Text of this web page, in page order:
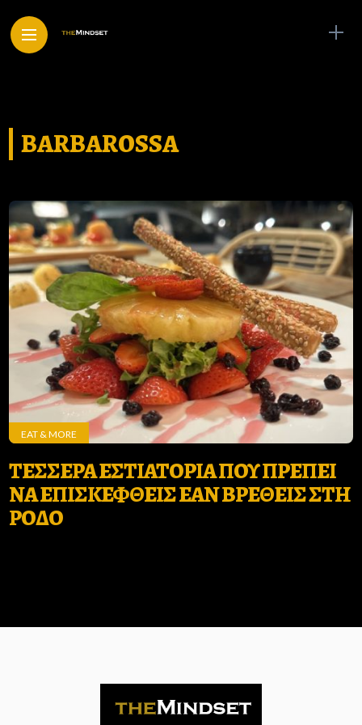
BARBAROSSA
EAT & MORE
ΤΕΣΣΕΡΑ ΕΣΤΙΑΤΟΡΙΑ ΠΟΥ ΠΡΕΠΕΙ
ΝΑ ΕΠΙΣΚΕΦΘΕΙΣ ΕΑΝ ΒΡΕΘΕΙΣ ΣΤΗ
ΡΟΔΟ